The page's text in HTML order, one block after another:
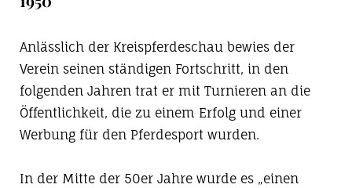
Anlässlich der Kreispferdeschau bewies der
Verein seinen ständigen Fortschritt, in den
folgenden Jahren trat er mit Turnieren an die
Öffentlichkeit, die zu einem Erfolg und einer
Werbung für den Pferdesport wurden.
In der Mitte der 50er Jahre wurde es „einen